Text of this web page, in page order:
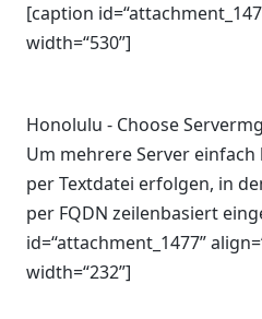
[caption
width=“530”]
Honolulu - Choose
Um mehrere Server
per Textdatei erfolgen, in
per FQDN zeilenbasiert
id=“attachment_1477”
width=“232”]